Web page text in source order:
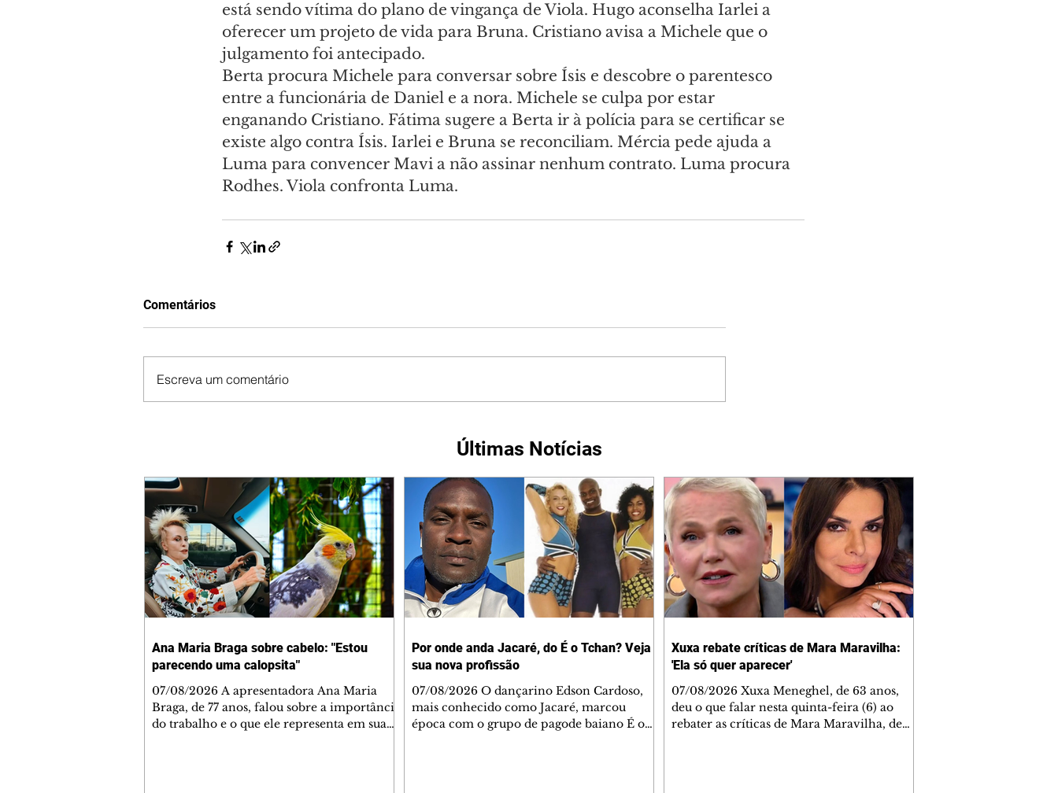
está sendo vítima do plano de vingança de Viola. Hugo aconselha Iarlei a
oferecer um projeto de vida para Bruna. Cristiano avisa a Michele que o
julgamento foi antecipado.
Berta procura Michele para conversar sobre Ísis e descobre o parentesco
entre a funcionária de Daniel e a nora. Michele se culpa por estar
enganando Cristiano. Fátima sugere a Berta ir à polícia para se certificar se
existe algo contra Ísis. Iarlei e Bruna se reconciliam. Mércia pede ajuda a
Luma para convencer Mavi a não assinar nenhum contrato. Luma procura
Rodhes. Viola confronta Luma.
Comentários
Escreva um comentário
Últimas Notícias
Ana Maria Braga sobre cabelo: "Estou
parecendo uma calopsita"
07/08/2026 A apresentadora Ana Maria
Braga, de 77 anos, falou sobre a importância
do trabalho e o que ele representa em sua
Por onde anda Jacaré, do É o Tchan? Veja
sua nova profissão
07/08/2026 O dançarino Edson Cardoso,
mais conhecido como Jacaré, marcou
época com o grupo de pagode baiano É o
Xuxa rebate críticas de Mara Maravilha:
'Ela só quer aparecer'
07/08/2026 Xuxa Meneghel, de 63 anos,
deu o que falar nesta quinta-feira (6) ao
rebater as críticas de Mara Maravilha, de